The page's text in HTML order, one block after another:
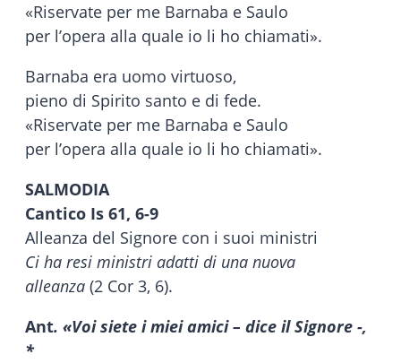
«Riservate per me Barnaba e Saulo
per l’opera alla quale io li ho chiamati».
Barnaba era uomo virtuoso,
pieno di Spirito santo e di fede.
«Riservate per me Barnaba e Saulo
per l’opera alla quale io li ho chiamati».
SALMODIA
Cantico Is 61, 6-9
Alleanza del Signore con i suoi ministri
Ci ha resi ministri adatti di una nuova
alleanza (2 Cor 3, 6).
Ant. «Voi siete i miei amici – dice il Signore -,
*